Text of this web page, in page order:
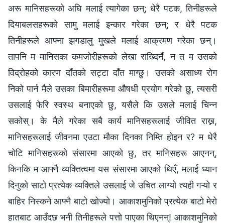
अरू मानिसहरूको अघि मलाई त्यागेका छन्; धेरै पटक, तिनीहरूले
दियाबलसहरूको सामु मलाई इन्कार गरेका छन्; र धेरै पटक
तिनीहरूले आफ्ना झगडालु मुखले मलाई आक्रमण गरेका छन्।
तापनि म मानिसका कमजोरीहरूको लेखा राख्दिनँ, न त म उसको
विद्रोहको कारण दाँतको सट्टा दाँत माग्छु। उसको असाध्य रोग
निको पार्न मैले उसका बिमारीहरूमा औषधी प्रयोग गरेको छु, त्यसरी
उसलाई फेरि स्वस्थ बनाएको छु, यसैले कि उसले मलाई चिन्न
सकोस्। के मैले गरेका सबै कार्य मानिसहरूलाई जीवित राख्न,
मानिसहरूलाई जीवनमा एउटा मौका दिनका निम्ति होइन र? म धेरै
चोटि मानिसहरूको संसारमा आएको छु, तर मानिसहरू आएनन्,
किनकि म आफ्नै व्यक्तित्वमा यस संसारमा आएको थिएँ, मलाई ध्यान
दिनुको साटो प्रत्येक व्यक्तिले उसलाई जे उचित लाग्यो त्यही गऱ्यो र
बाहिर निस्कने आफ्‍नै बाटो खोज्यो। आकाशमुनिको प्रत्येक बाटो मेरो
हातबाट आउँदछ भनी तिनीहरूले पत्तो पाएका थिएनन्! आकाशमुनिको